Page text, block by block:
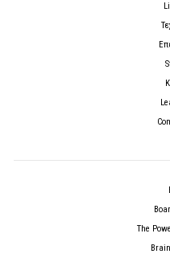
The